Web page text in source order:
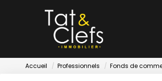
Accueil Professionnels Fonds de